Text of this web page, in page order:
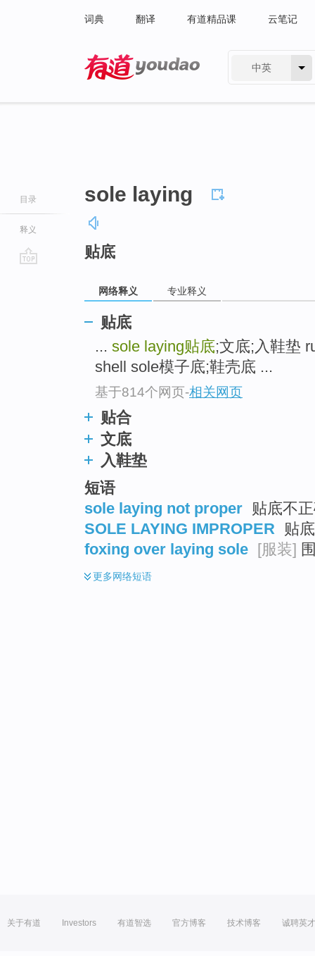
词典 翻译 有道精品课 云笔记
中英
目录
释义
sole laying
贴底
网络释义 专业释义
贴底
... sole laying贴底;文底;入鞋垫
shell sole模子底;鞋壳底 ...
基于814个网页-相关网页
贴合
文底
入鞋垫
短语
sole laying not proper 贴底不
SOLE LAYING IMPROPER
贴
foxing over laying sole [服装]
更多网络短语
关于有道 Investors 有道智选 官方博客 技术博客 诚聘英才